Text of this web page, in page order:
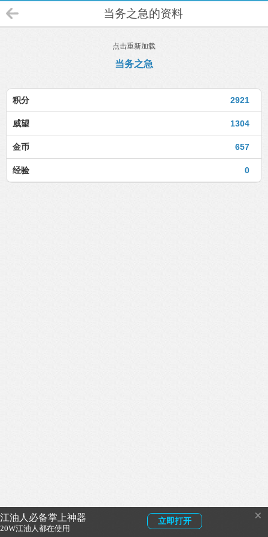
江油人必备掌上神器
20W江油人都在使用
立即打开 ×
当务之急的资料
点击重新加载
当务之急
2921
积分
1304
威望
657
金币
0
经验